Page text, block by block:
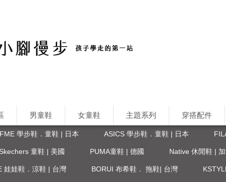
男童鞋 女童鞋 主題系列 穿搭配件
學步鞋．童鞋 | 日本 ASICS 學步鞋．童鞋 | 日本
童鞋 | 美國 PUMA童鞋 | 德國 Native 休閒鞋 |
娃娃鞋．涼鞋 | 台灣 BORUI 布希鞋． 拖鞋| 台灣